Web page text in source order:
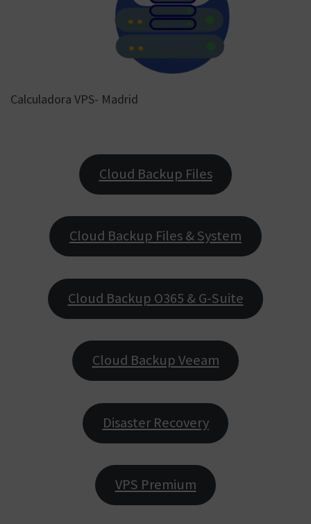
Calculadora VPS- Madrid
Cloud Backup Files
Cloud Backup Files & System
Cloud Backup O365 & G-Suite
Cloud Backup Veeam
Disaster Recovery
VPS Premium